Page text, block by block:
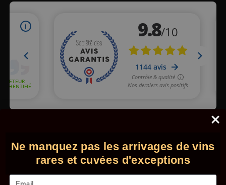
© 2026 - Comptoir des Millésimes. Tous droits réservés.•
Mentions légales
CGV
Ne manquez pas les arrivages de vins
rares et cuvées d'exceptions
Email